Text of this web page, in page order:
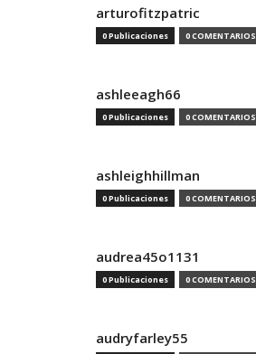
arturofitzpatric
0 Publicaciones 0 COMENTARIOS
ashleeagh66
0 Publicaciones 0 COMENTARIOS
ashleighhillman
0 Publicaciones 0 COMENTARIOS
audrea45o1131
0 Publicaciones 0 COMENTARIOS
audryfarley55